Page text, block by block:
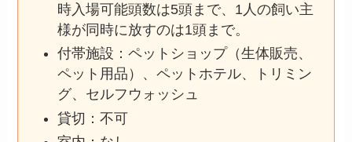
時入場可能頭数は5頭まで、1人の飼い主
様が同時に放すのは1頭まで。
付帯施設：ペットショップ（生体販売、
ペット用品）、ペットホテル、トリミン
グ、セルフウォッシュ
貸切：不可